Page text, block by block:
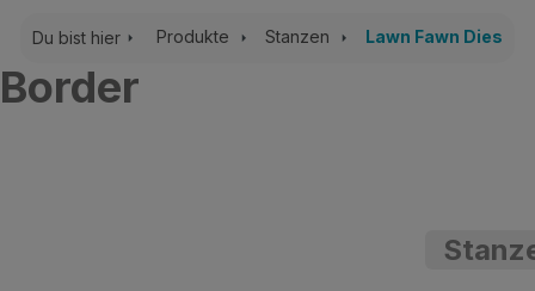
Du bist hier Produkte Stanzen Lawn Fawn Dies